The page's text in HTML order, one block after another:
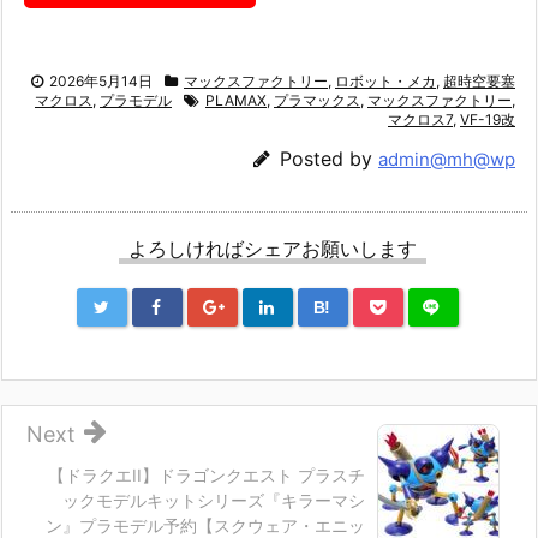
2026年5月14日 マックスファクトリー, ロボット・メカ , 超時空要塞
マクロス , プラモデル PLAMAX, プラマックス , マックスファクトリー,
マクロス7, VF-19改
Posted by admin@mh@wp
よろしければシェアお願いします
B!
【ドラクエII】ドラゴンクエスト プラスチ
ックモデルキットシリーズ『キラーマシ
ン』プラモデル予約【スクウェア・エニッ
Next